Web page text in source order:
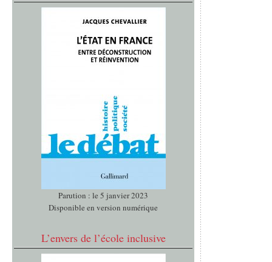
Parution : le 5 janvier 2023
Disponible en version numérique
L’envers de l’école inclusive